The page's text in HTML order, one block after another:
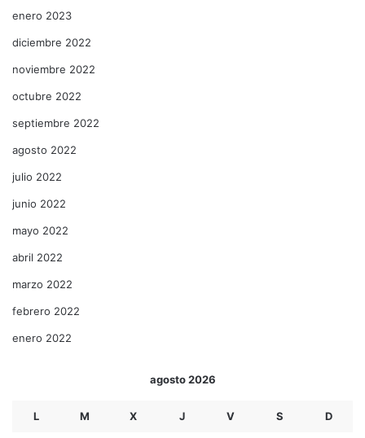
enero 2023
diciembre 2022
noviembre 2022
octubre 2022
septiembre 2022
agosto 2022
julio 2022
junio 2022
mayo 2022
abril 2022
marzo 2022
febrero 2022
enero 2022
agosto 2026
L M X J V S D